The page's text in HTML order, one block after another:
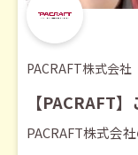
PACRAFT株式会社
【PACRAFT
PACRAFT株式会